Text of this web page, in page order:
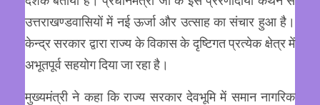
उत्तराखण्डवासियों में नई ऊर्जा और उत्साह का संचार हुआ है।
केन्द्र सरकार द्वारा राज्य के विकास के दृष्टिगत प्रत्येक क्षेत्र में
अभूतपूर्व सहयोग दिया जा रहा है।
मुख्यमंत्री ने कहा कि राज्य सरकार देवभूमि में समान नागरिक